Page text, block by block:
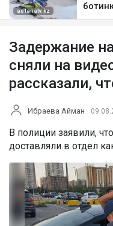
Задержание
сняли на
рассказали,
Ибраева Айман
В полиции заявили,
доставляли в отдел